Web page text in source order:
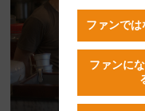
ファンでは
ファンに